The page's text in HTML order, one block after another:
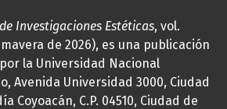
Investigaciones Estéticas, vol.
de 2026), es una publicación
la Universidad Nacional
Avenida Universidad 3000, Ciudad
Coyoacán, C.P. 04510, Ciudad de